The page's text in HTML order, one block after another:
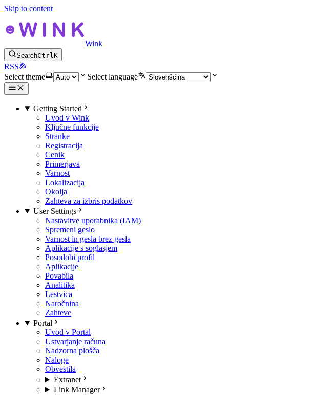
Skip to content
Wink
SearchCtrlK
RSS
Select theme
Select language
Getting Started
Uvod v Wink
Ključne funkcije
Stranke
Registracija
Cenik
Primerjava
Varnost
Lokalizacija
Okolja
Zahteva za izbris podatkov
User Settings
Nastavitve uporabnika (IAM)
Spremeni geslo
Varnost in gesla brez gesla
Aplikacije s soglasjem
Posodobi profil
Aplikacije
Povabila
Analitika
Lestvica
Naročnina
Zahteve
Portal
Uvod v Portal
Ustvarjanje računa
Nadzorna plošča
Naloge
Obvestila
Extranet
Link Manager